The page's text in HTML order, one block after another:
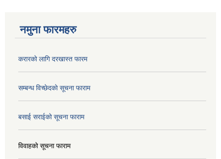
नमुना फारमहरु
करारको लागि दरखास्त फारम
सम्बन्ध विच्छेदकाे सूचना फाराम
बसाई सराईको सूचना फाराम
विवाहको सूचना फाराम